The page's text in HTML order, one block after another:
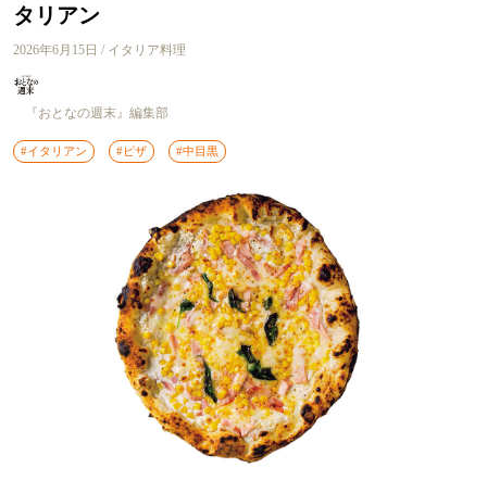
タリアン
2026年6月15日 / イタリア料理
『おとなの週末』編集部
#イタリアン #ピザ #中目黒